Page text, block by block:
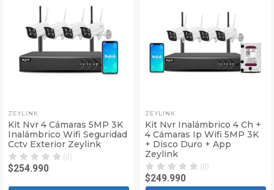
ZEYLINK
Kit Nvr 4 Cámaras 5MP 3K
Inalámbrico Wifi Seguridad
Cctv Exterior Zeylink
(0)
$254.990
ZEYLINK
Kit Nvr Inalámbrico 4 Ch +
4 Cámaras Ip Wifi 5MP 3K
+ Disco Duro + App
Zeylink
(0)
$249.990